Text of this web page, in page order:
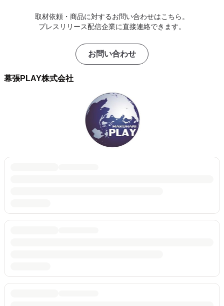
取材依頼・商品に対するお問い合わせはこちら。
プレスリリース配信企業に直接連絡できます。
お問い合わせ
幕張PLAY株式会社